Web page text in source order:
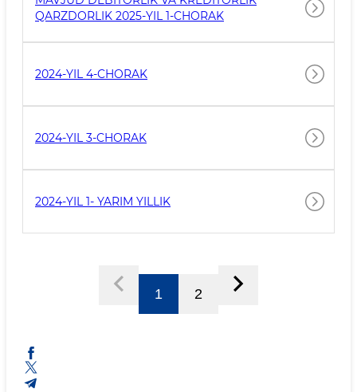
QARZDORLIK 2025-YIL 1-CHORAK
2024-YIL 4-CHORAK
2024-YIL 3-CHORAK
2024-YIL 1- YARIM YILLIK
1 2